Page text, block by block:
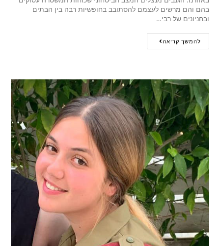
בהם והם מרשים לעצמם להסתובב בחופשיות רבה בין הבתים
ובחניונים של רבי…
להמשך קריאה